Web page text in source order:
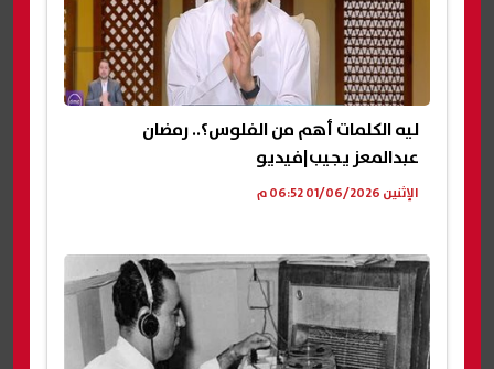
ليه الكلمات أهم من الفلوس؟.. رمضان
عبدالمعز يجيب|فيديو
الإثنين 01/06/2026 06:52 م